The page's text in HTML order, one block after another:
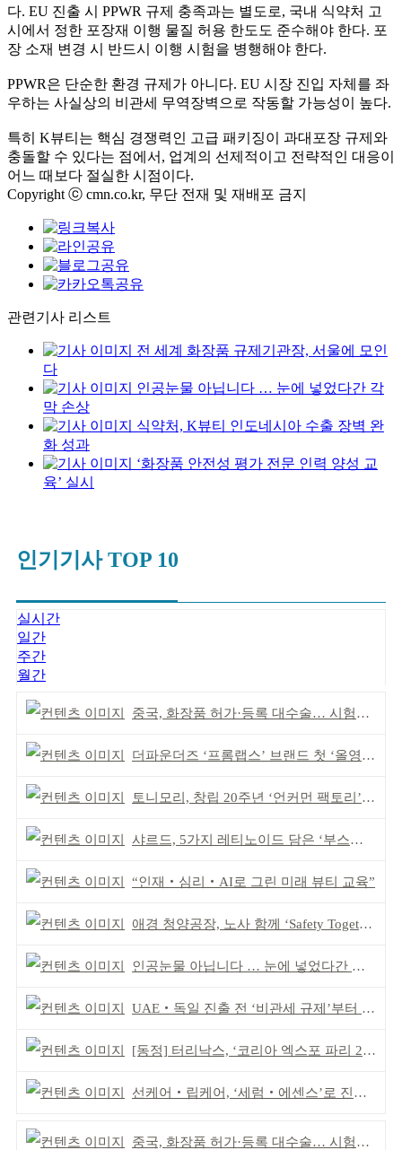
다. EU 진출 시 PPWR 규제 충족과는 별도로, 국내 식약처 고
시에서 정한 포장재 이행 물질 허용 한도도 준수해야 한다. 포
장 소재 변경 시 반드시 이행 시험을 병행해야 한다.
PPWR은 단순한 환경 규제가 아니다. EU 시장 진입 자체를 좌
우하는 사실상의 비관세 무역장벽으로 작동할 가능성이 높다.
특히 K뷰티는 핵심 경쟁력인 고급 패키징이 과대포장 규제와
충돌할 수 있다는 점에서, 업계의 선제적이고 전략적인 대응이
어느 때보다 절실한 시점이다.
Copyright ⓒ cmn.co.kr, 무단 전재 및 재배포 금지
관련기사 리스트
전 세계 화장품 규제기관장, 서울에 모인
다
인공눈물 아닙니다 … 눈에 넣었다간 각
막 손상
식약처, K뷰티 인도네시아 수출 장벽 완
화 성과
‘화장품 안전성 평가 전문 인력 양성 교
육’ 실시
인기기사 TOP 10
실시간
일간
주간
월간
중국, 화장품 허가·등록 대수술… 시험자료 공용 허용
더파운더즈 ‘프롬랩스’ 브랜드 첫 ‘올영픽’ 선정
토니모리, 창립 20주년 ‘언커먼 팩토리’ 팝업 성료
샤르드, 5가지 레티노이드 담은 ‘부스팅 세럼’ 출시
“인재‧심리‧AI로 그린 미래 뷰티 교육”
애경 청양공장, 노사 함께 ‘Safety Together’ 개최
인공눈물 아닙니다 … 눈에 넣었다간 각막 손상
UAE‧독일 진출 전 ‘비관세 규제’부터 챙겨야
[동정] 터리낙스, ‘코리아 엑스포 파리 2026’ 참가
선케어‧립케어, ‘세럼‧에센스’로 진화한다
중국, 화장품 허가·등록 대수술… 시험자료 공용 허용